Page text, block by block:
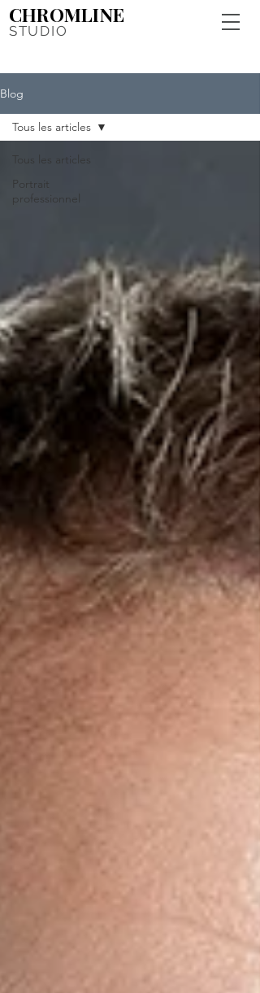
STUDIO
CHROMLINE
Blog
Tous les articles
Portrait
professionnel
Tous les articles